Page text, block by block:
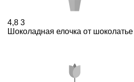
4,8 3
Шоколадная елочка от